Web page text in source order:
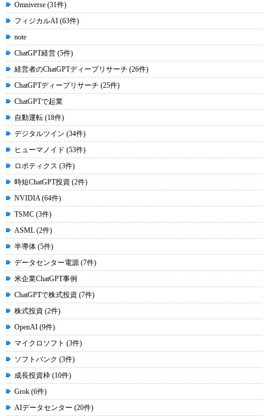
Omniverse (31件)
フィジカルAI (63件)
note
ChatGPT経営 (5件)
経営者のChatGPTディープリサーチ (26件)
ChatGPTディープリサーチ (25件)
ChatGPTで起業
自動運転 (18件)
デジタルツイン (34件)
ヒューマノイド (53件)
ロボティクス (3件)
時短ChatGPT投資 (2件)
NVIDIA (64件)
TSMC (3件)
ASML (2件)
半導体 (5件)
データセンター電源 (7件)
米企業ChatGPT事例
ChatGPTで株式投資 (7件)
株式投資 (2件)
OpenAI (9件)
マイクロソフト (3件)
ソフトバンク (3件)
成長投資枠 (10件)
Grok (6件)
AIデータセンター (20件)